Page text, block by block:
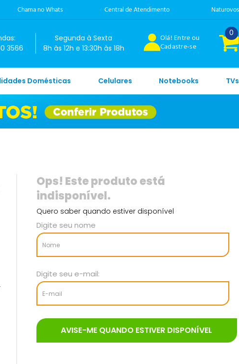
Chama no Whats Central de Atendimento Naturovos
3566
Segunda à Sexta
8h às 12h e 13:30h às 18h
Olá! Entre ou
Cadastre-se
0
Domésticas Celulares Notebooks TVs
Quero saber quando estiver disponível